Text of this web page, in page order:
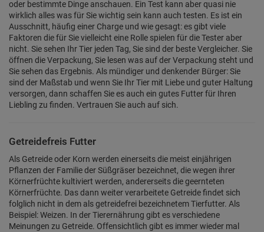
oder bestimmte Dinge anschauen. Ein Test kann aber quasi nie
wirklich alles was für Sie wichtig sein kann auch testen. Es ist ein
Ausschnitt, häufig einer Charge und wie gesagt: es gibt viele
Faktoren die für Sie vielleicht eine Rolle spielen für die Tester aber
nicht. Sie sehen Ihr Tier jeden Tag, Sie sind der beste Vergleicher. Sie
öffnen die Verpackung, Sie lesen was auf der Verpackung steht und
Sie sehen das Ergebnis. Als mündiger und denkender Bürger: Sie
sind der Maßstab und wenn Sie Ihr Tier mit Liebe und guter Haltung
versorgen, dann schaffen Sie es auch ein gutes Futter für Ihren
Liebling zu finden. Vertrauen Sie auch auf sich.
Getreidefreis Futter
Als Getreide oder Korn werden einerseits die meist einjährigen
Pflanzen der Familie der Süßgräser bezeichnet, die wegen ihrer
Körnerfrüchte kultiviert werden, andererseits die geernteten
Körnerfrüchte. Das dann weiter verarbeitete Getreide findet sich
folglich nicht in dem als getreidefrei bezeichnetem Tierfutter. Als
Beispiel: Weizen. In der Tierernährung gibt es verschiedene
Meinungen zu Getreide. Offensichtlich gibt es immer wieder mal